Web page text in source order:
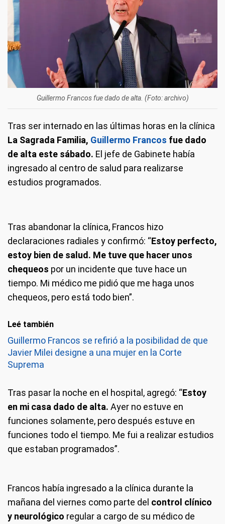
Guillermo Francos fue dado de alta. (Foto: archivo)
Tras ser internado en las últimas horas en la clínica
La Sagrada Familia, Guillermo Francos fue dado
de alta este sábado. El jefe de Gabinete había
ingresado al centro de salud para realizarse
estudios programados.
Tras abandonar la clínica, Francos hizo
declaraciones radiales y confirmó: “Estoy perfecto,
estoy bien de salud. Me tuve que hacer unos
chequeos por un incidente que tuve hace un
tiempo. Mi médico me pidió que me haga unos
chequeos, pero está todo bien”.
Leé también
Guillermo Francos se refirió a la posibilidad de que
Javier Milei designe a una mujer en la Corte
Suprema
Tras pasar la noche en el hospital, agregó: “Estoy
en mi casa dado de alta. Ayer no estuve en
funciones solamente, pero después estuve en
funciones todo el tiempo. Me fui a realizar estudios
que estaban programados”.
Francos había ingresado a la clínica durante la
mañana del viernes como parte del control clínico
y neurológico regular a cargo de su médico de